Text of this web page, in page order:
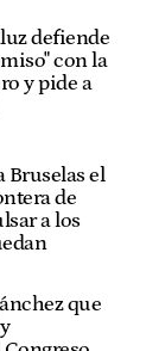
defiende
con la
y pide a
Bruselas el
de
a los
que